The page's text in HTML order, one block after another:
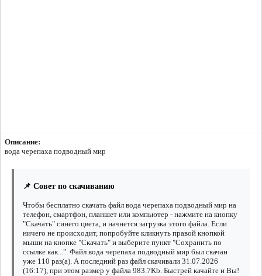
Описание:
вода черепаха подводный мир
📌 Совет по скачиванию
Чтобы бесплатно скачать файл вода черепаха подводный мир на
телефон, смартфон, планшет или компьютер - нажмите на кнопку
"Скачать" синего цвета, и начнется загрузка этого файла. Если
ничего не происходит, попробуйте кликнуть правой кнопкой
мыши на кнопке "Скачать" и выберите пункт "Сохранить по
ссылке как...". Файл вода черепаха подводный мир был скачан
уже 110 раз(а). А последний раз файл скачивали 31.07.2026
(16:17), при этом размер у файла 983.7Kb. Быстрей качайте и Вы!